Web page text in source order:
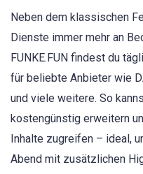
Neben dem klassischen
Dienste immer mehr an
FUNKE.FUN findest du
für beliebte Anbieter wie
und viele weitere. So
kostengünstig erweitern
Inhalte zugreifen – ideal,
Abend mit zusätzlichen